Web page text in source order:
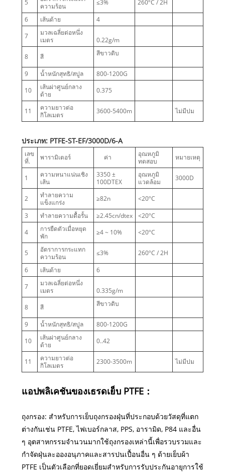
5
ความร้อน
≤3%
260ºC / 2H
6
เส้นด้าย
4
7
มวลเฉลี่ยต่อหนึ่ง
เมตร
0.22g/m
8
สี สีขาวดิบ
9 น้ำหนักสุทธิ/สปูล
800-1200G
10
เส้นผ่าศูนย์กลาง
ด้าย
0.375
11
ความยาวต่อ
กิโลเมตร
3600-5400m ไม่มีปม
ประเภท: PTFE-ST-EF/3000D/6-A
เลข
ที่.
พารามิเตอร์ ค่า
อุณหภูมิ
ทดสอบ
หมายเหตุ
1
ความหนาแน่นเชิง
เส้น
3350 ±
100DTEX
อุณหภูมิ
แวดล้อม
3000D
2
ทำลายความ
แข็งแกร่ง
≥82n
<20ºC
3
ทำลายความดื้อรั้น ≥2.45cn/dtex
<20ºC
4
การยืดตัวเมื่อหยุด
พัก
≥4 ~ 10% <20ºC
5
อัตราการกระแทก
ความร้อน
≤3%
260ºC / 2H
6
เส้นด้าย
6
7
มวลเฉลี่ยต่อหนึ่ง
เมตร
0.335g/m
8
สี สีขาวดิบ
9 น้ำหนักสุทธิ/สปูล
800-1200G
10
เส้นผ่าศูนย์กลาง
ด้าย
0..42
11
ความยาวต่อ
กิโลเมตร
2300-3500m ไม่มีปม
แอปพลิเคชันของเธรดเย็บ PTFE：
ถุงกรอง: สำหรับการเย็บถุงกรองฝุ่นที่ประกอบด้วยวัสดุที่แตก
ต่างกันเช่น PTFE, ไฟเบอร์กลาส, PPS, อารามิด, P84 และอื่น
ๆ อุตสาหกรรมจำนวนมากใช้ถุงกรองเหล่านี้เพื่อรวบรวมและ
กำจัดฝุ่นละอองอนุภาคและสารปนเปื้อนอื่น ๆ ด้ายเย็บผ้า
PTFE เป็นตัวเลือกที่ยอดเยี่ยมสำหรับการรับประกันอายุการใช้